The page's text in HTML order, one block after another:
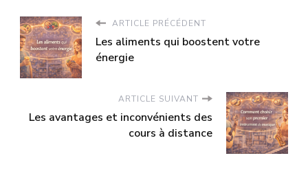
ARTICLE PRÉCÉDENT
Les aliments qui boostent votre
énergie
ARTICLE SUIVANT
Les avantages et inconvénients des
cours à distance